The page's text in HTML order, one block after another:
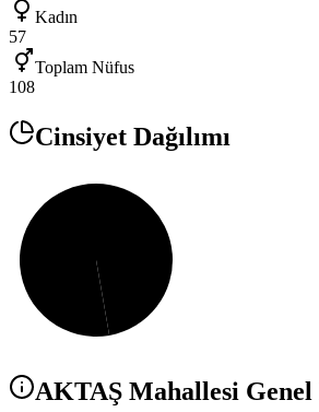
Kadın
57
Toplam Nüfus
108
Cinsiyet Dağılımı
AKTAŞ Mahallesi